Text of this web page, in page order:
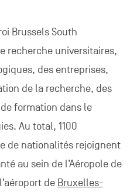
Brussels South
recherche universitaires,
des entreprises,
de la recherche, des
formation dans le
Au total, 1100
de nationalités rejoignent
au sein de l’Aéropole de
de Bruxelles-